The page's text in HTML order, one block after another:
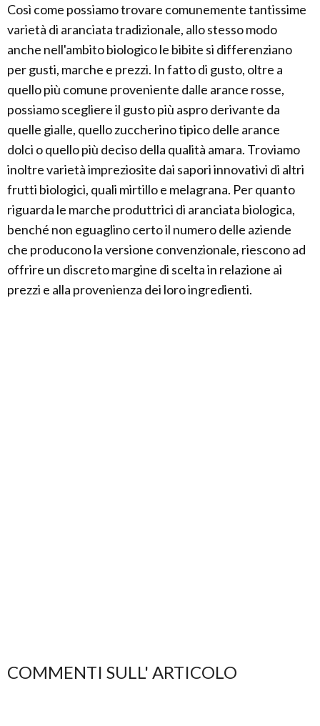
Così come possiamo trovare comunemente tantissime
varietà di aranciata tradizionale, allo stesso modo
anche nell'ambito biologico le bibite si differenziano
per gusti, marche e prezzi. In fatto di gusto, oltre a
quello più comune proveniente dalle arance rosse,
possiamo scegliere il gusto più aspro derivante da
quelle gialle, quello zuccherino tipico delle arance
dolci o quello più deciso della qualità amara. Troviamo
inoltre varietà impreziosite dai sapori innovativi di altri
frutti biologici, quali mirtillo e melagrana. Per quanto
riguarda le marche produttrici di aranciata biologica,
benché non eguaglino certo il numero delle aziende
che producono la versione convenzionale, riescono ad
offrire un discreto margine di scelta in relazione ai
prezzi e alla provenienza dei loro ingredienti.
COMMENTI SULL' ARTICOLO